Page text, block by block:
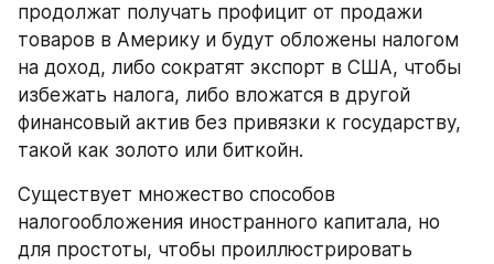
продолжат получать профицит от продажи
товаров в Америку и будут обложены налогом
на доход, либо сократят экспорт в США, чтобы
избежать налога, либо вложатся в другой
финансовый актив без привязки к государству,
такой как золото или биткойн.
Существует множество способов
налогообложения иностранного капитала, но
для простоты, чтобы проиллюстрировать